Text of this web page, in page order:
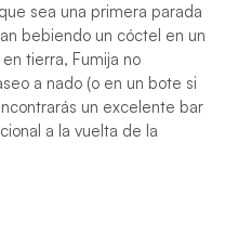
sea una primera parada
bebiendo un cóctel en un
tierra, Fumija no
a nado (o en un bote si
un excelente bar
a la vuelta de la